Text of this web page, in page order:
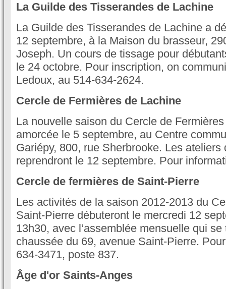
La Guilde des Tisserandes de Lachine
La Guilde des Tisserandes de Lachine a
12 septembre, à la Maison du brasseur,
Joseph. Un cours de tissage pour
le 24 octobre. Pour inscription, on
Ledoux, au 514-634-2624.
Cercle de Fermières de Lachine
La nouvelle saison du Cercle de Fermières
amorcée le 5 septembre, au Centre
Gariépy, 800, rue Sherbrooke. Les ateliers
reprendront le 12 septembre. Pour
Cercle de fermières de Saint-Pierre
Les activités de la saison 2012-2013 du
Saint-Pierre débuteront le mercredi 12
13h30, avec l’assemblée mensuelle qui
chaussée du 69, avenue Saint-Pierre.
634-3471, poste 837.
Âge d'or Saints-Anges